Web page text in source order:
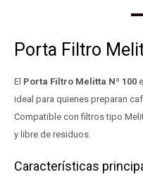
Porta Filtro
El Porta Filtro Melitta Nº 100
ideal para quienes preparan
Compatible con filtros tipo
y libre de residuos.
Características